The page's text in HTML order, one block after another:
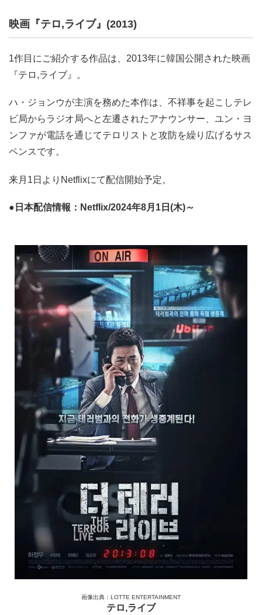
映画『テロ,ライブ』(2013)
1作目にご紹介する作品は、2013年に韓国公開された映画
『テロ,ライブ』。
ハ・ジョンウが主演を務めた本作は、不祥事を起こしテレ
ビ局からラジオ局へと左遷されたアナウンサー、ユン・ヨ
ンファが電話を通じてテロリストと攻防を繰り広げるサス
ペンスです。
来月1日よりNetflixにて配信開始予定。
●日本配信情報：Netflix/2024年8月1日(木)～
画像出典：LOTTE ENTERTAINMENT
テロ,ライブ